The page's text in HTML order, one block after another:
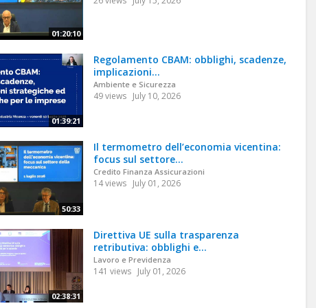
01:20:10
01:39:21
Regolamento CBAM: obblighi, scadenze,
implicazioni...
Ambiente e Sicurezza
49 views July 10, 2026
50:33
Il termometro dell’economia vicentina:
focus sul settore...
Credito Finanza Assicurazioni
14 views July 01, 2026
02:38:31
Direttiva UE sulla trasparenza
retributiva: obblighi e...
Lavoro e Previdenza
141 views July 01, 2026